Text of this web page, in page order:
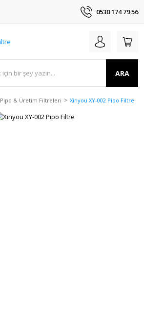
0530 174 79 56
ARA
Pipo & Üretim Filtreleri Xinyou XY-002 Pipo Filtre